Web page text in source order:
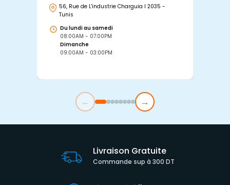
56, Rue de L'industrie Charguia I 2035 -
Tunis
Du lundi au samedi
08:00AM - 07:00PM
Dimanche
09:00AM - 03:00PM
← →
Livraison Gratuite
Commande sup à 300 DT